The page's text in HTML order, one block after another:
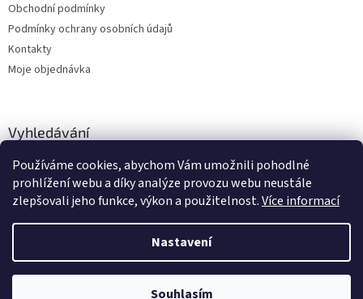
Používáme cookies, abychom Vám umožnili pohodlné
prohlížení webu a díky analýze provozu webu neustále
zlepšovali jeho funkce, výkon a použitelnost.Více informací
Nastavení
Souhlasím
Zboží vedeme skladem, dodání cca 24-48 hodin dle výběru dopravce a
Obchodní podmínky
Podmínky ochrany osobních údajů
Kontakty
Moje objednávka
Vyhledávání
HLEDAT
Vytvořil Shoptet
dstechnik.cz. Všechna práva vyhrazena.